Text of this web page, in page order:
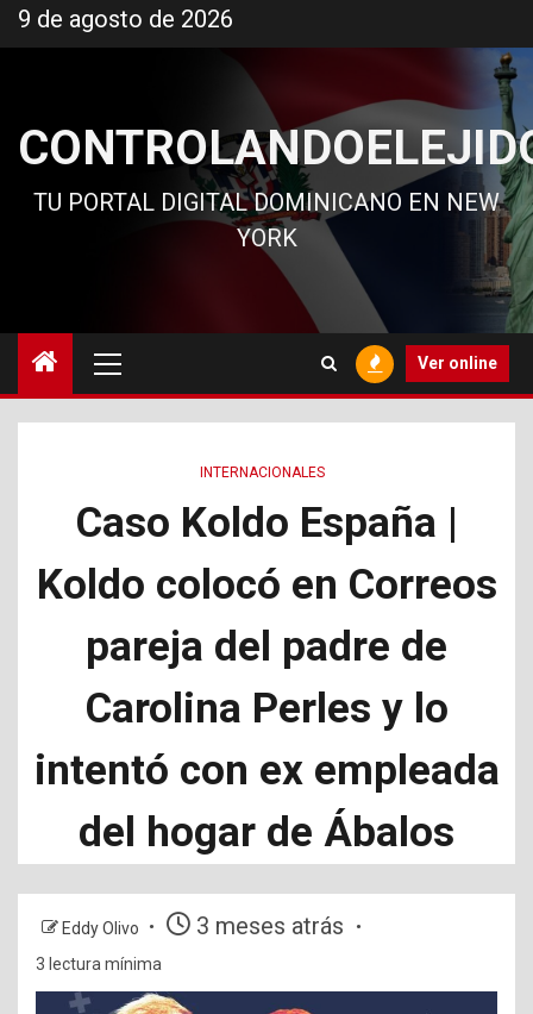
al
9 de agosto de 2026
TU PORTAL DIGITAL DOMINICANO EN NEW
YORK
principal
Ver online
INTERNACIONALES
Caso Koldo España |
Koldo colocó en Correos
pareja del padre de
Carolina Perles y lo
intentó con ex empleada
del hogar de Ábalos
Eddy Olivo 3 meses atrás
3 lectura mínima